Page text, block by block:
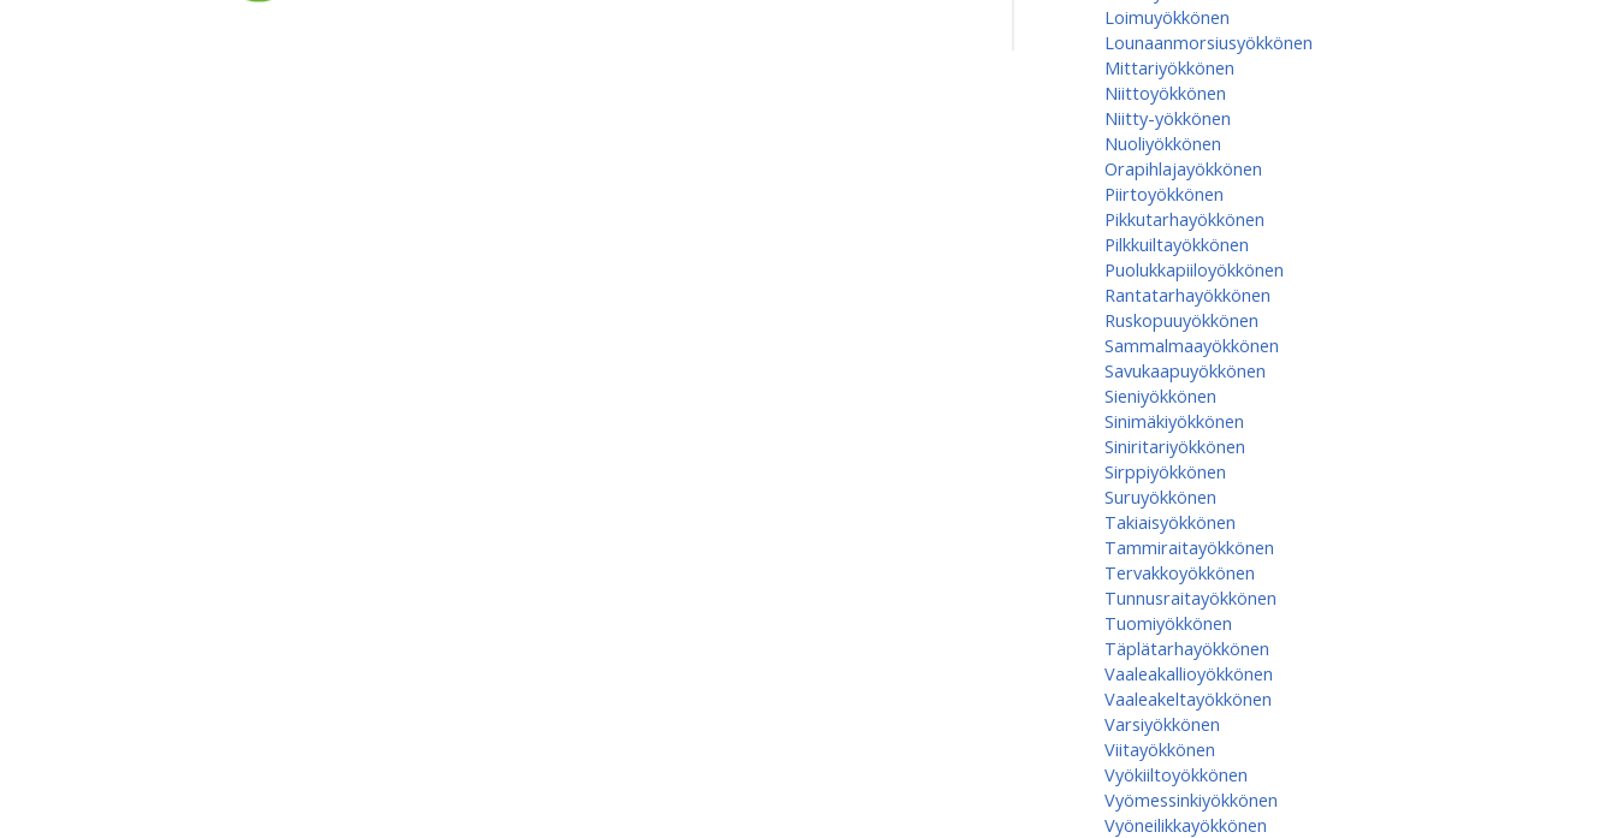
Loimuyökkönen
Lounaanmorsiusyökkönen
Mittariyökkönen
Niittoyökkönen
Niitty-yökkönen
Nuoliyökkönen
Orapihlajayökkönen
Piirtoyökkönen
Pikkutarhayökkönen
Pilkkuiltayökkönen
Puolukkapiiloyökkönen
Rantatarhayökkönen
Ruskopuuyökkönen
Sammalmaayökkönen
Savukaapuyökkönen
Sieniyökkönen
Sinimäkiyökkönen
Siniritariyökkönen
Sirppiyökkönen
Suruyökkönen
Takiaisyökkönen
Tammiraitayökkönen
Tervakkoyökkönen
Tunnusraitayökkönen
Tuomiyökkönen
Täplätarhayökkönen
Vaaleakallioyökkönen
Vaaleakeltayökkönen
Varsiyökkönen
Viitayökkönen
Vyökiiltoyökkönen
Vyömessinkiyökkönen
Vyöneilikkayökkönen